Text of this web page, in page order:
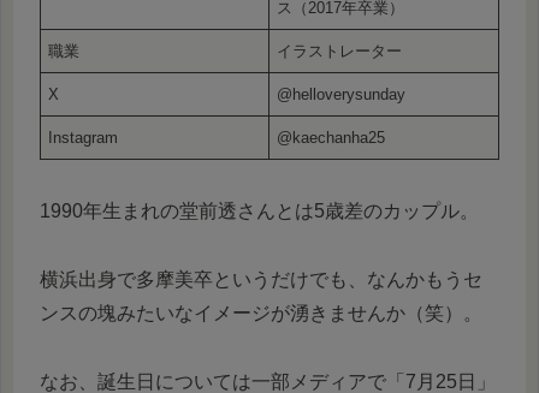
ス（2017年卒業）
職業 イラストレーター
X @helloverysunday
Instagram @kaechanha25
1990年生まれの堂前透さんとは5歳差のカップル。
横浜出身で多摩美卒というだけでも、なんかもうセ
ンスの塊みたいなイメージが湧きませんか（笑）。
なお、誕生日については一部メディアで「7月25日」